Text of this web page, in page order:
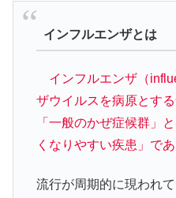
インフルエンザとは
インフルエンザ（
ザウイルスを病原とす
「一般のかぜ症候群」
くなりやすい疾患」であ
流行が周期的に現われ